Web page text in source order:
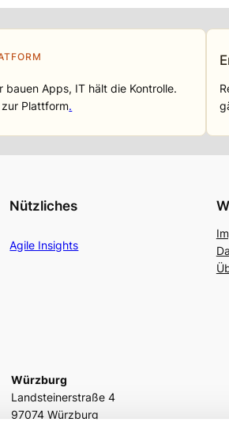
bauen Apps, IT hält die Kontrolle.
Plattform.
Nützliches
Agile Insights
Würzburg
Landsteinerstraße 4
97074 Würzburg